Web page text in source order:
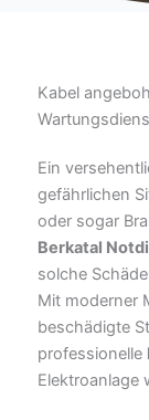
Kabel
Ein
gefährlichen
oder sogar
Berkatal
solche
Mit moderner
beschädigte
professionelle
Elektroanlage